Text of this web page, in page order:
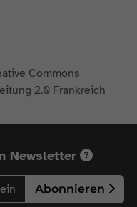
Commons
2.0 Frankreich
Newsletter
Abonnieren